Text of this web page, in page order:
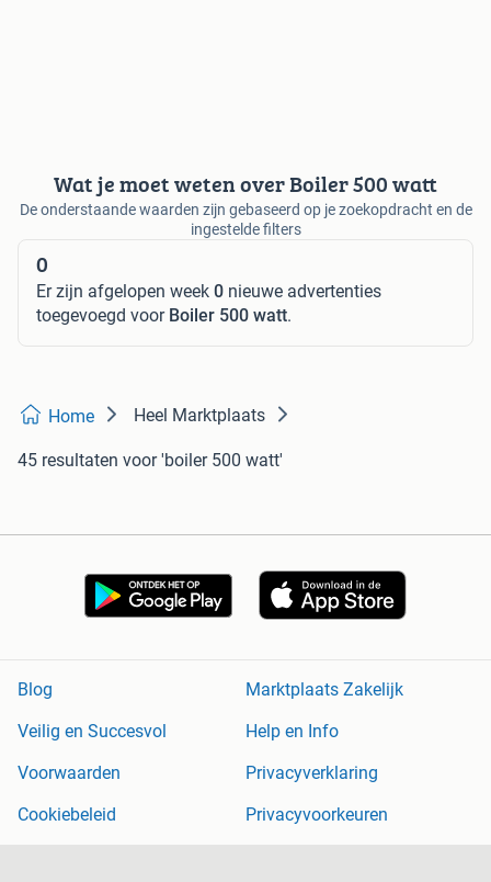
Wat je moet weten over Boiler 500 watt
De onderstaande waarden zijn gebaseerd op je zoekopdracht en de
ingestelde filters
0
Er zijn afgelopen week 0 nieuwe advertenties
toegevoegd voor Boiler 500 watt.
Home Heel Marktplaats
45 resultaten voor 'boiler 500 watt'
Blog
Marktplaats Zakelijk
Veilig en Succesvol
Help en Info
Voorwaarden
Privacyverklaring
Cookiebeleid
Privacyvoorkeuren